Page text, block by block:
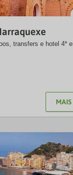
transfers e hotel 4*